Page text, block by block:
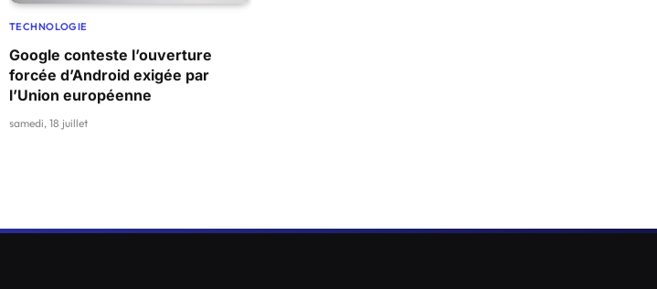
TECHNOLOGIE
Google conteste l’ouverture
forcée d’Android exigée par
l’Union européenne
samedi, 18 juillet